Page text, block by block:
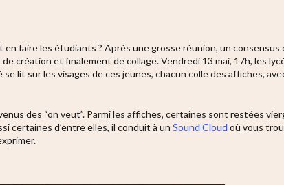
faire les étudiants ? Après une grosse réunion, un consensus
création et finalement de collage. Vendredi 13 mai, 17h, les
lit sur les visages de ces jeunes, chacun colle des affiches,
des “on veut”. Parmi les affiches, certaines sont restées
certaines d’entre elles, il conduit à un Sound Cloud où vous